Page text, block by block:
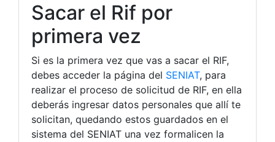
Sacar el Rif por
primera vez
Si es la primera vez que vas a sacar el RIF,
debes acceder la página del SENIAT, para
realizar el proceso de solicitud de RIF, en ella
deberás ingresar datos personales que allí te
solicitan, quedando estos guardados en el
sistema del SENIAT una vez formalicen la